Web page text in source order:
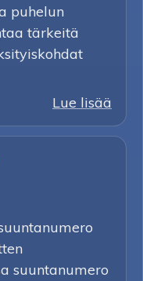
puhelun
tärkeitä
Lue lisää
suuntanumero